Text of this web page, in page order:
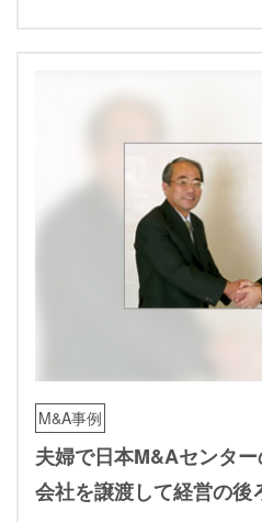
M&A事例
夫婦で日本M&Aセンター
会社を譲渡して経営の後